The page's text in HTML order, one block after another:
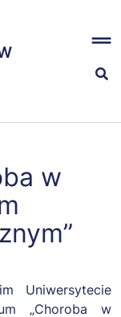
x
w
Uniwersytecie
„Choroba w